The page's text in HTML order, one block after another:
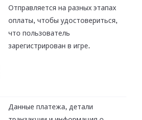
Отправляется на разных этапах
оплаты, чтобы удостовериться,
что пользователь
зарегистрирован в игре.
Данные платежа, детали